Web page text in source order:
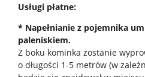
Usługi płatne:
* Napełnianie z pojemnika
paleniskiem.
Z boku kominka zostanie
o długości 1-5 metrów (w